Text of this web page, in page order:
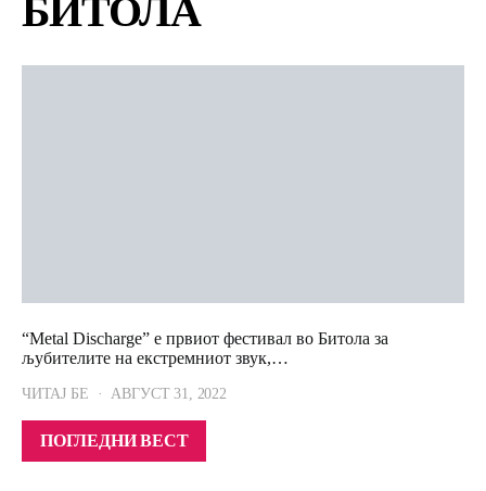
БИТОЛА
“Metal Discharge” е првиот фестивал во Битола за
љубителите на екстремниот звук,…
ЧИТАЈ БЕ АВГУСТ 31, 2022
ПОГЛЕДНИ ВЕСТ